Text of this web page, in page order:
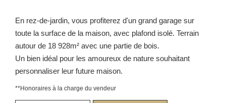
En rez-de-jardin, vous profiterez d'un grand garage sur
toute la surface de la maison, avec plafond isolé. Terrain
autour de 18 928m² avec une partie de bois.
Un bien idéal pour les amoureux de nature souhaitant
personnaliser leur future maison.
**Honoraires à la charge du vendeur